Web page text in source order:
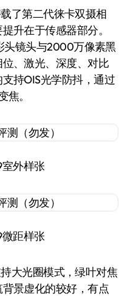
了第二代徕卡双摄相
升在于传感器部分。
头镜头与2000万像素黑
、激光、深度、对比
持OIS光学防抖，通过
。
外样张
距样张
大光圈模式，绿叶对焦
景虚化的较好，有点